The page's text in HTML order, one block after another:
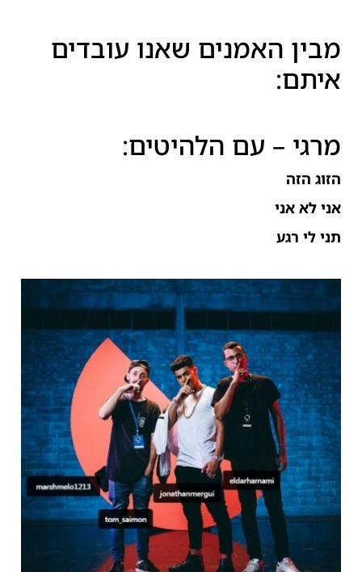
מבין האמנים שאנו עובדים
איתם:
מרגי – עם הלהיטים:
הזוג הזה
אני לא אני
תני לי רגע